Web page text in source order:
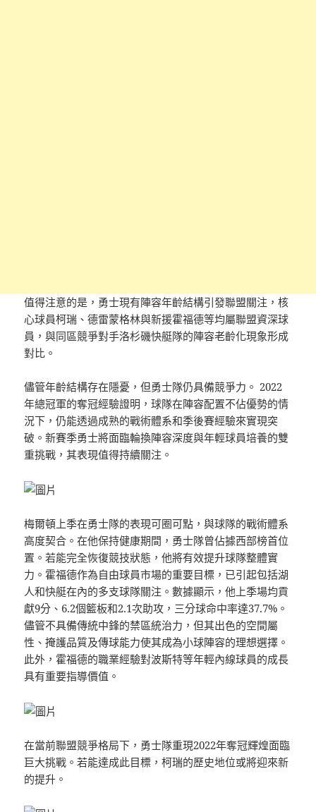
值得注意的是，勇士現有陣容年齡結構引發聯盟關注，核
心球員柯瑞、德雷蒙格林與新援霍福德等均屬聯盟資深球
員，與同區競爭對手洛杉磯快艇隊的陣容老齡化現象形成
對比。
儘管年齡結構存在隱憂，但勇士隊仍具備競爭力。 2022
年總冠軍的奪冠經驗證明，球隊在陣容配置不佔優勢的情
況下，仍能透過成熟的戰術體系和季後賽經驗來實現突
破。新賽季勇士將面臨輪換陣容深度與年輕球員培養的雙
重挑戰，其表現值得持續關注。
梅爾頓上季在勇士隊的表現可圈可點，與球隊的戰術體系
高度契合。在他保持健康期間，勇士隊曾佔據西部榜首位
置。若能完全恢復競技狀態，他將有效提升球隊整體實
力。霍福德作為自由球員市場的重要目標，已引起包括湖
人和快艇在內的多支球隊關注。數據顯示，他上季場均貢
獻9分、6.2個籃板和2.1次助攻，三分球命中率達37.7%。
儘管不具備傳統中鋒的禁區統治力，但其出色的空間屬
性、掩護品質及傳球能力使其成為小球陣容的理想選擇。
此外，霍福德的職業經驗對波斯特等年輕內線球員的成長
具有重要指導價值。
在當前聯盟競爭格局下，勇士隊重現2022年奪冠輝煌面臨
巨大挑戰。若能達成此目標，柯瑞的歷史地位或將迎來新
的提升。